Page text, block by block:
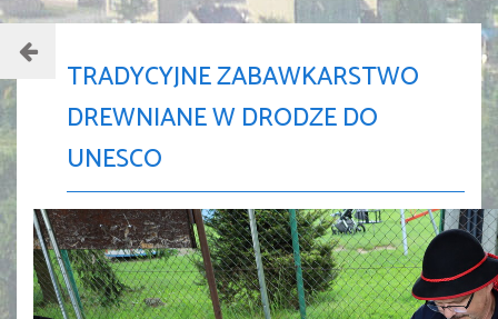
TRADYCYJNE ZABAWKARSTWO
DREWNIANE W DRODZE DO
UNESCO